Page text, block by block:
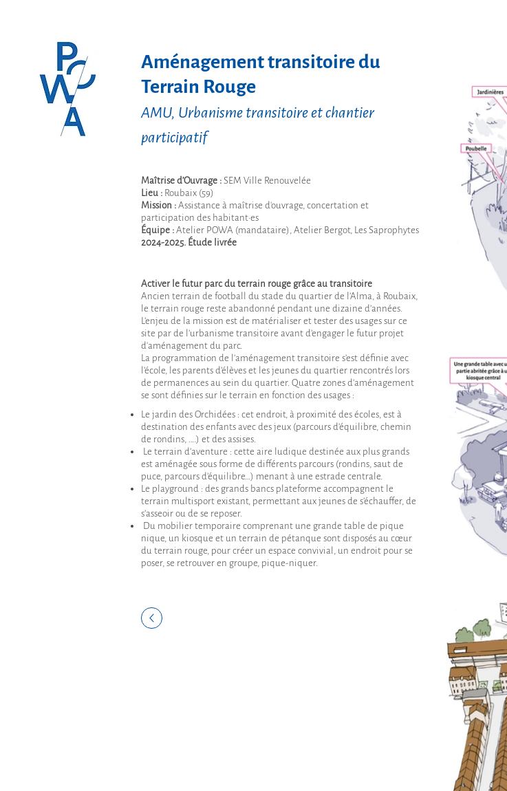
Aménagement transitoire du
Terrain Rouge
AMU, Urbanisme transitoire et chantier
participatif
Maîtrise d’Ouvrage : SEM Ville Renouvelée
Lieu : Roubaix (59)
Mission : Assistance à maîtrise d'ouvrage, concertation et
participation des habitant·es
Équipe : Atelier POWA (mandataire), Atelier Bergot, Les Saprophytes
2024-2025. Étude livrée
Activer le futur parc du terrain rouge grâce au transitoire
Ancien terrain de football du stade du quartier de l’Alma, à Roubaix,
le terrain rouge reste abandonné pendant une dizaine d’années.
L’enjeu de la mission est de matérialiser et tester des usages sur ce
site par de l’urbanisme transitoire avant d’engager le futur projet
d'aménagement du parc.
La programmation de l’aménagement transitoire s’est définie avec
l’école, les parents d’élèves et les jeunes du quartier rencontrés lors
de permanences au sein du quartier. Quatre zones d’aménagement
se sont définies sur le terrain en fonction des usages :
Le jardin des Orchidées : cet endroit, à proximité des écoles, est à
destination des enfants avec des jeux (parcours d’équilibre, chemin
de rondins, ….) et des assises.
Le terrain d’aventure : cette aire ludique destinée aux plus grands
est aménagée sous forme de différents parcours (rondins, saut de
puce, parcours d’équilibre…) menant à une estrade centrale.
Le playground : des grands bancs plateforme accompagnent le
terrain multisport existant, permettant aux jeunes de s’échauffer, de
s’asseoir ou de se reposer.
Du mobilier temporaire comprenant une grande table de pique
nique, un kiosque et un terrain de pétanque sont disposés au cœur
du terrain rouge, pour créer un espace convivial, un endroit pour se
poser, se retrouver en groupe, pique-niquer.